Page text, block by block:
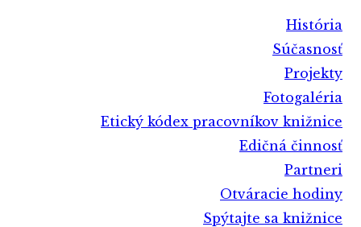
História
Súčasnosť
Projekty
Fotogaléria
Etický kódex pracovníkov knižnice
Edičná činnosť
Partneri
Otváracie hodiny
Spýtajte sa knižnice